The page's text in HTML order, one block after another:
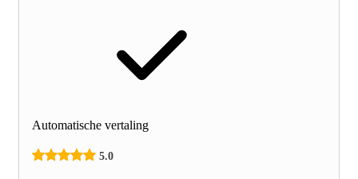
Automatische vertaling
5.0